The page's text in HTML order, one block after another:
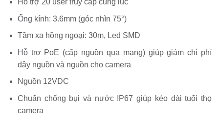
Hỗ trợ 20 user truy cập cùng lúc
Ống kính: 3.6mm (góc nhìn 75°)
Tầm xa hồng ngoại: 30m, Led SMD
Hỗ trợ PoE (cấp nguồn qua mạng) giúp giảm chi phí
dây nguồn và nguồn cho camera
Nguồn 12VDC
Chuẩn chống bụi và nước IP67 giúp kéo dài tuổi thọ
camera